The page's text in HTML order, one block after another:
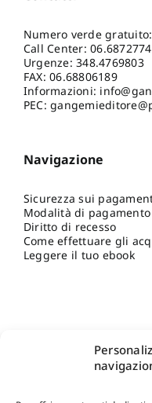
Numero verde gratuito:
Call Center:06.6872774
Urgenze:348.4769803
FAX: 06.68806189
Informazioni:
PEC:
Navigazione
Sicurezza sui
Modalità di pagamento
Diritto di recesso
Come effettuare gli
Leggere il tuo ebook